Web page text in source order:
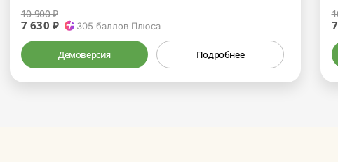
10 900 ₽
7 630 ₽ 305 баллов Плюса
Демоверсия Подробнее